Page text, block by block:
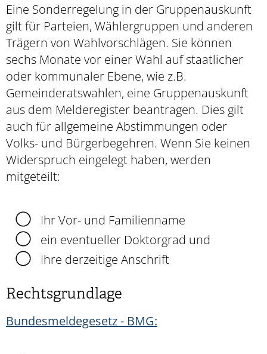
Eine Sonderregelung in der Gruppenauskunft
gilt für Parteien, Wählergruppen und anderen
Trägern von Wahlvorschlägen. Sie können
sechs Monate vor einer Wahl auf staatlicher
oder kommunaler Ebene, wie z.B.
Gemeinderatswahlen, eine Gruppenauskunft
aus dem Melderegister beantragen. Dies gilt
auch für allgemeine Abstimmungen oder
Volks- und Bürgerbegehren. Wenn Sie keinen
Widerspruch eingelegt haben, werden
mitgeteilt:
Ihr Vor- und Familienname
ein eventueller Doktorgrad und
Ihre derzeitige Anschrift
Rechtsgrundlage
Bundesmeldegesetz - BMG: